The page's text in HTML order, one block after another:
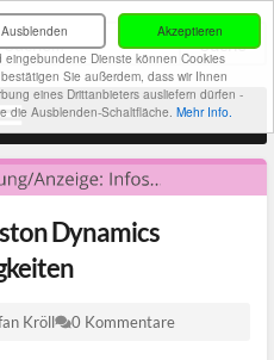
Akzeptieren
Ausblenden
eingebundene Dienste können Cookies
Sie außerdem, dass wir Ihnen
eines Drittanbieters ausliefern dürfen -
die Ausblenden-Schaltfläche. Mehr Info.
Dynamics
Kröll 0 Kommentare